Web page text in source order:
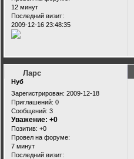
12 минут
Последний визит:
2009-12-16 23:48:35
Ларс
Нуб
Зарегистрирован: 2009-12-18
Приглашений: 0
Сообщений: 3
Уважение: +0
Позитив: +0
Провел на форуме:
7 минут
Последний визит: